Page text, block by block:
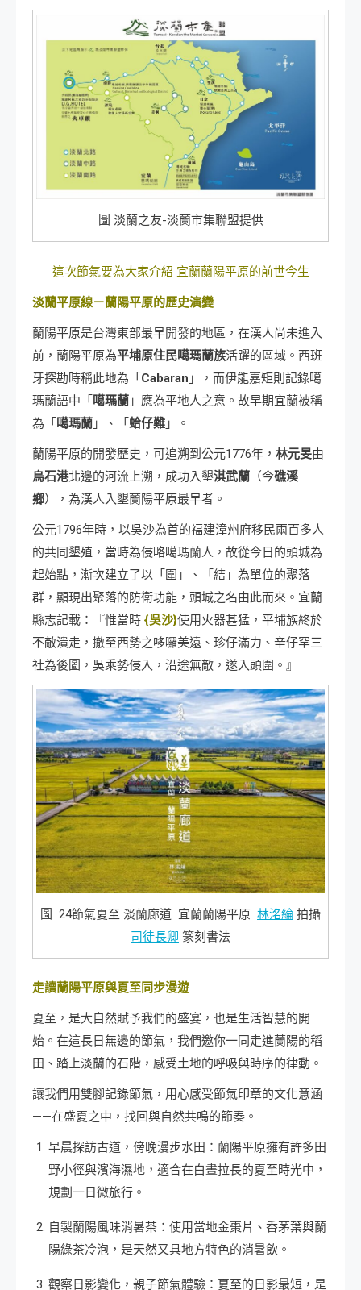
圖 淡蘭之友-淡蘭市集聯盟提供
這次節氣要為大家介紹 宜蘭蘭陽平原的前世今生
淡蘭平原線－蘭陽平原的歷史演變
蘭陽平原是台灣東部最早開發的地區，在漢人尚未進入
前，蘭陽平原為平埔原住民噶瑪蘭族活躍的區域。西班
牙探勘時稱此地為「 Cabaran 」，而伊能嘉矩則記錄噶
瑪蘭語中「 噶瑪蘭 」應為平地人之意。故早期宜蘭被稱
為「 噶瑪蘭 」、「 蛤仔難 」。
蘭陽平原的開發歷史，可追溯到公元1776年， 林元旻由
烏石港北邊的河流上溯，成功入墾淇武蘭 （今礁溪
鄉），為漢人入墾蘭陽平原最早者。
公元1796年時，以吳沙為首的福建漳州府移民兩百多人
的共同墾殖，當時為侵略噶瑪蘭人，故從今日的頭城為
起始點，漸次建立了以「圍」、「結」為單位的聚落
群，顯現出聚落的防衛功能，頭城之名由此而來。宜蘭
縣志記載：『惟當時 {吳沙}使用火器甚猛，平埔族終於
不敵潰走，撤至西勢之哆囉美遠、珍仔滿力、辛仔罕三
社為後圖，吳乘勢侵入，沿途無敵，遂入頭圍。』
圖 24節氣夏至 淡蘭廊道 宜蘭蘭陽平原 林洺綸 拍攝
司徒長卿 篆刻書法
走讀蘭陽平原與夏至同步漫遊
夏至，是大自然賦予我們的盛宴，也是生活智慧的開
始。在這長日無邊的節氣，我們邀你一同走進蘭陽的稻
田、踏上淡蘭的石階，感受土地的呼吸與時序的律動。
讓我們用雙腳記錄節氣，用心感受節氣印章的文化意涵
——在盛夏之中，找回與自然共鳴的節奏。
早晨探訪古道，傍晚漫步水田：蘭陽平原擁有許多田
野小徑與濱海濕地，適合在白晝拉長的夏至時光中，
規劃一日微旅行。
自製蘭陽風味消暑茶：使用當地金棗片、香茅葉與蘭
陽綠茶冷泡，是天然又具地方特色的消暑飲。
觀察日影變化，親子節氣體驗：夏至的日影最短，是